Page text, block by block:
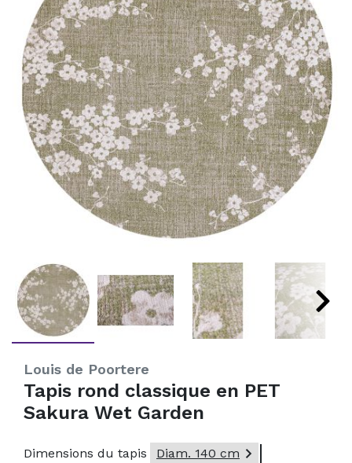
Louis de Poortere
Tapis rond classique en PET
Sakura Wet Garden
Dimensions du tapis Diam. 140 cm 